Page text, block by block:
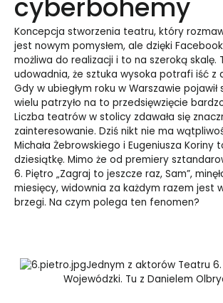
cyberbohemy
Koncepcja stworzenia teatru, który
jest nowym pomysłem, ale dzięki
możliwa do realizacji i to na szeroką skalę.
udowadnia, że sztuka wysoka potrafi iść z
Gdy w ubiegłym roku w Warszawie
wielu patrzyło na to przedsięwzięcie
Liczba teatrów w stolicy zdawała się
zainteresowanie. Dziś nikt nie ma
Michała Żebrowskiego i Eugeniusza Koriny
dziesiątkę. Mimo że od premiery
6. Piętro „Zagraj to jeszcze raz, Sam”,
miesięcy, widownia za każdym razem jest
brzegi. Na czym polega ten fenomen?
Jednym z aktorów Teatru
Wojewódzki. Tu z Danielem